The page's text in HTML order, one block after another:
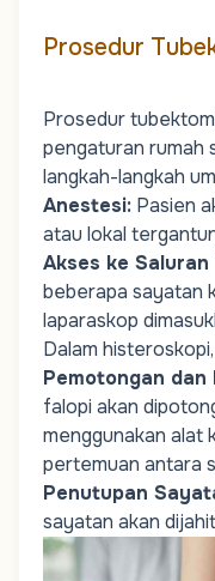
Prosedur
Prosedur
pengaturan rumah
langkah-langkah
Anestesi: Pasien
atau lokal
Akses ke Saluran
beberapa sayatan
laparaskop
Dalam
Pemotongan dan
falopi akan
menggunakan alat
pertemuan antara
Penutupan
sayatan akan